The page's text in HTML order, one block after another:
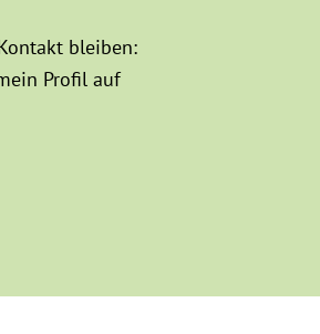
bleiben:
Profil auf